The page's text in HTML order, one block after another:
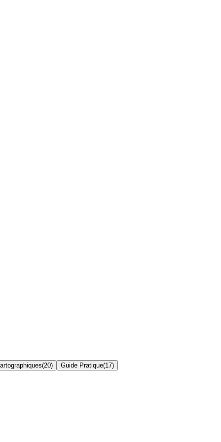
(20) Guide Pratique(17)